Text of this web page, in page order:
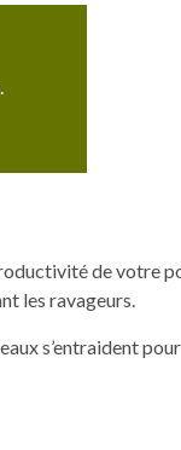
de votre
les ravageurs.
s’entraident